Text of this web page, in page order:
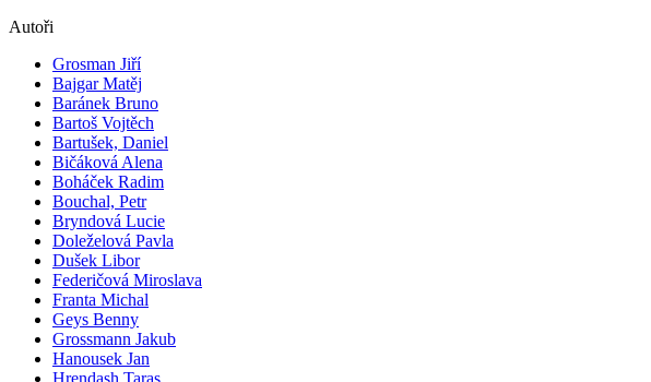
Autoři
Grosman Jiří
Bajgar Matěj
Baránek Bruno
Bartoš Vojtěch
Bartušek, Daniel
Bičáková Alena
Boháček Radim
Bouchal, Petr
Bryndová Lucie
Doleželová Pavla
Dušek Libor
Federičová Miroslava
Franta Michal
Geys Benny
Grossmann Jakub
Hanousek Jan
Hrendash Taras